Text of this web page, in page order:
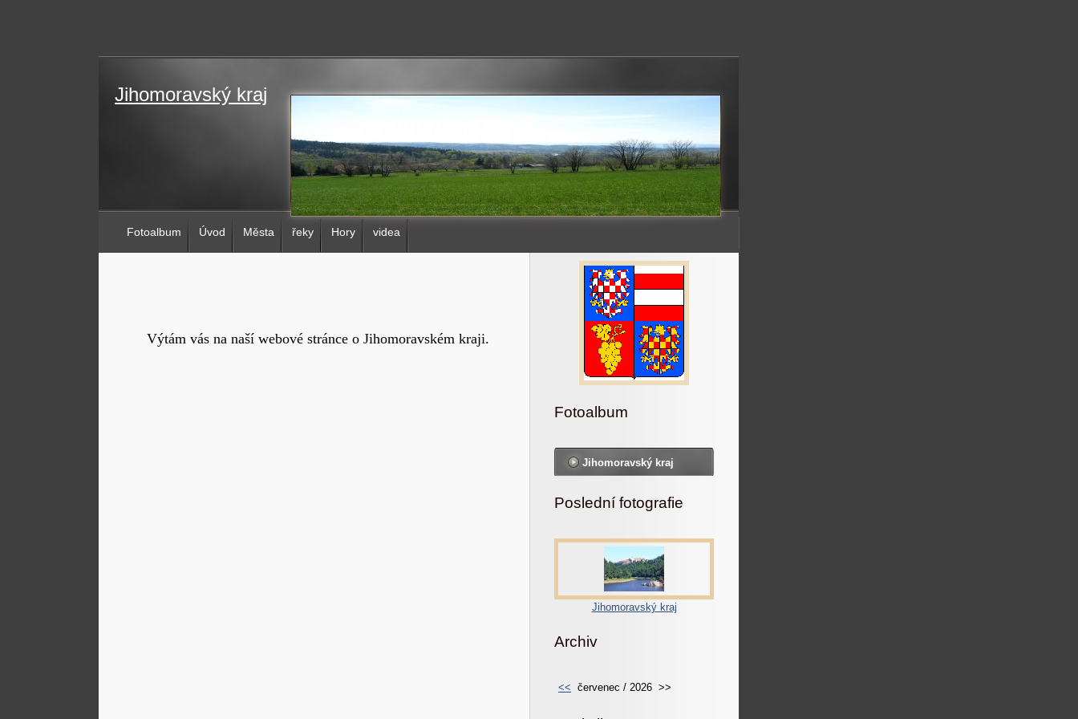
Jihomoravský kraj
Fotoalbum Úvod Města řeky Hory videa
Výtám vás na naší webové stránce o Jihomoravském kraji.
Fotoalbum
Jihomoravský kraj
Poslední fotografie
Jihomoravský kraj
Archiv
<< červenec / 2026 >>